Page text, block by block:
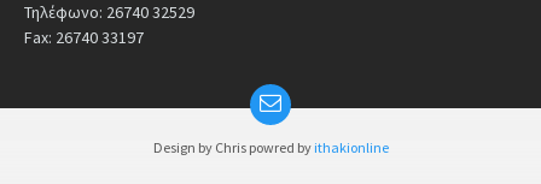
Τηλέφωνο: 26740 32529
Fax: 26740 33197
Design by Chris powred by ithakionline